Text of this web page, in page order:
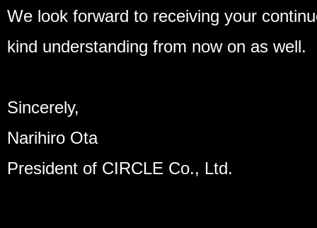
We look forward to receiving your
kind understanding from now on as well.
Sincerely,
Narihiro Ota
President of CIRCLE Co., Ltd.